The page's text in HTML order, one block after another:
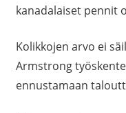
kanadalaiset pennit
Kolikkojen arvo ei
Armstrong
ennustamaan